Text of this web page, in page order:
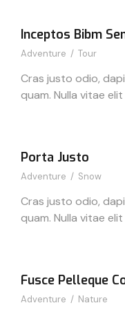
Inceptos Bibm
Adventure / Tour
Cras justo odio,
quam. Nulla vitae
Porta Justo
Adventure / Snow
Cras justo odio,
quam. Nulla vitae
Fusce Pelleque
Adventure / Nature